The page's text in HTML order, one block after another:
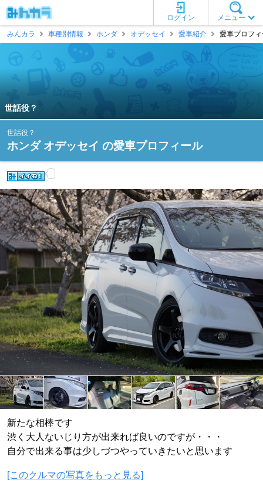
メニュー
ログイン
みんカラ
車種別情報 ホンダ オデッセイ 愛車紹介 愛車プロフ
世話役？
世話役？
ホンダ オデッセイ の愛車プロフィール
新たな相棒です
渋く大人ないじり方が出来れば良いのですが・・・
自分で出来る事は少しづつやっていきたいと思います
[このクルマの写真をもっと見る]